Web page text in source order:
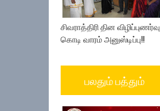
சிவராத்திரி தின விழிப்புணர்வு
கொடி வாரம் அனுஸ்டிப்பு!!
பலதும் பத்தும்